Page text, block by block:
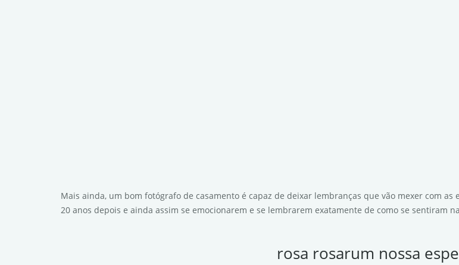
Mais ainda, um bom fotógrafo de casamento é capaz de deixar lembranças que vão mexer com
20 anos depois e ainda assim se emocionarem e se lembrarem exatamente de como se sentiram
rosa rosarum nossa